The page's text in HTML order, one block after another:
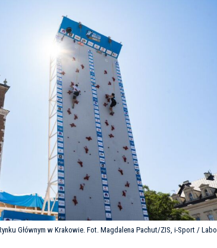
Głównym w Krakowie. Fot. Magdalena Pachut/ZIS, i-Sport / Labo